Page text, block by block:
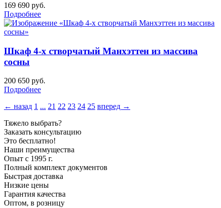
169 690 руб.
Подробнее
Шкаф 4-х створчатый Манхэттен из массива
сосны
200 650 руб.
Подробнее
← назад 1 ... 21 22 23 24 25 вперед →
Тяжело выбрать?
Заказать консультацию
Это бесплатно!
Наши преимущества
Опыт с 1995 г.
Полный комплект документов
Быстрая доставка
Низкие цены
Гарантия качества
Оптом, в розницу